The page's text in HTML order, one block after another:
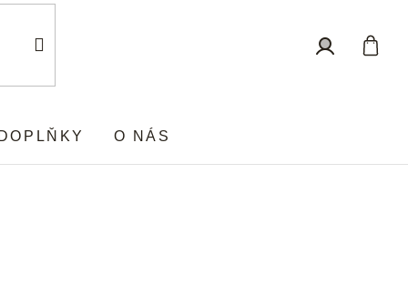
DOPLŇKY O NÁS